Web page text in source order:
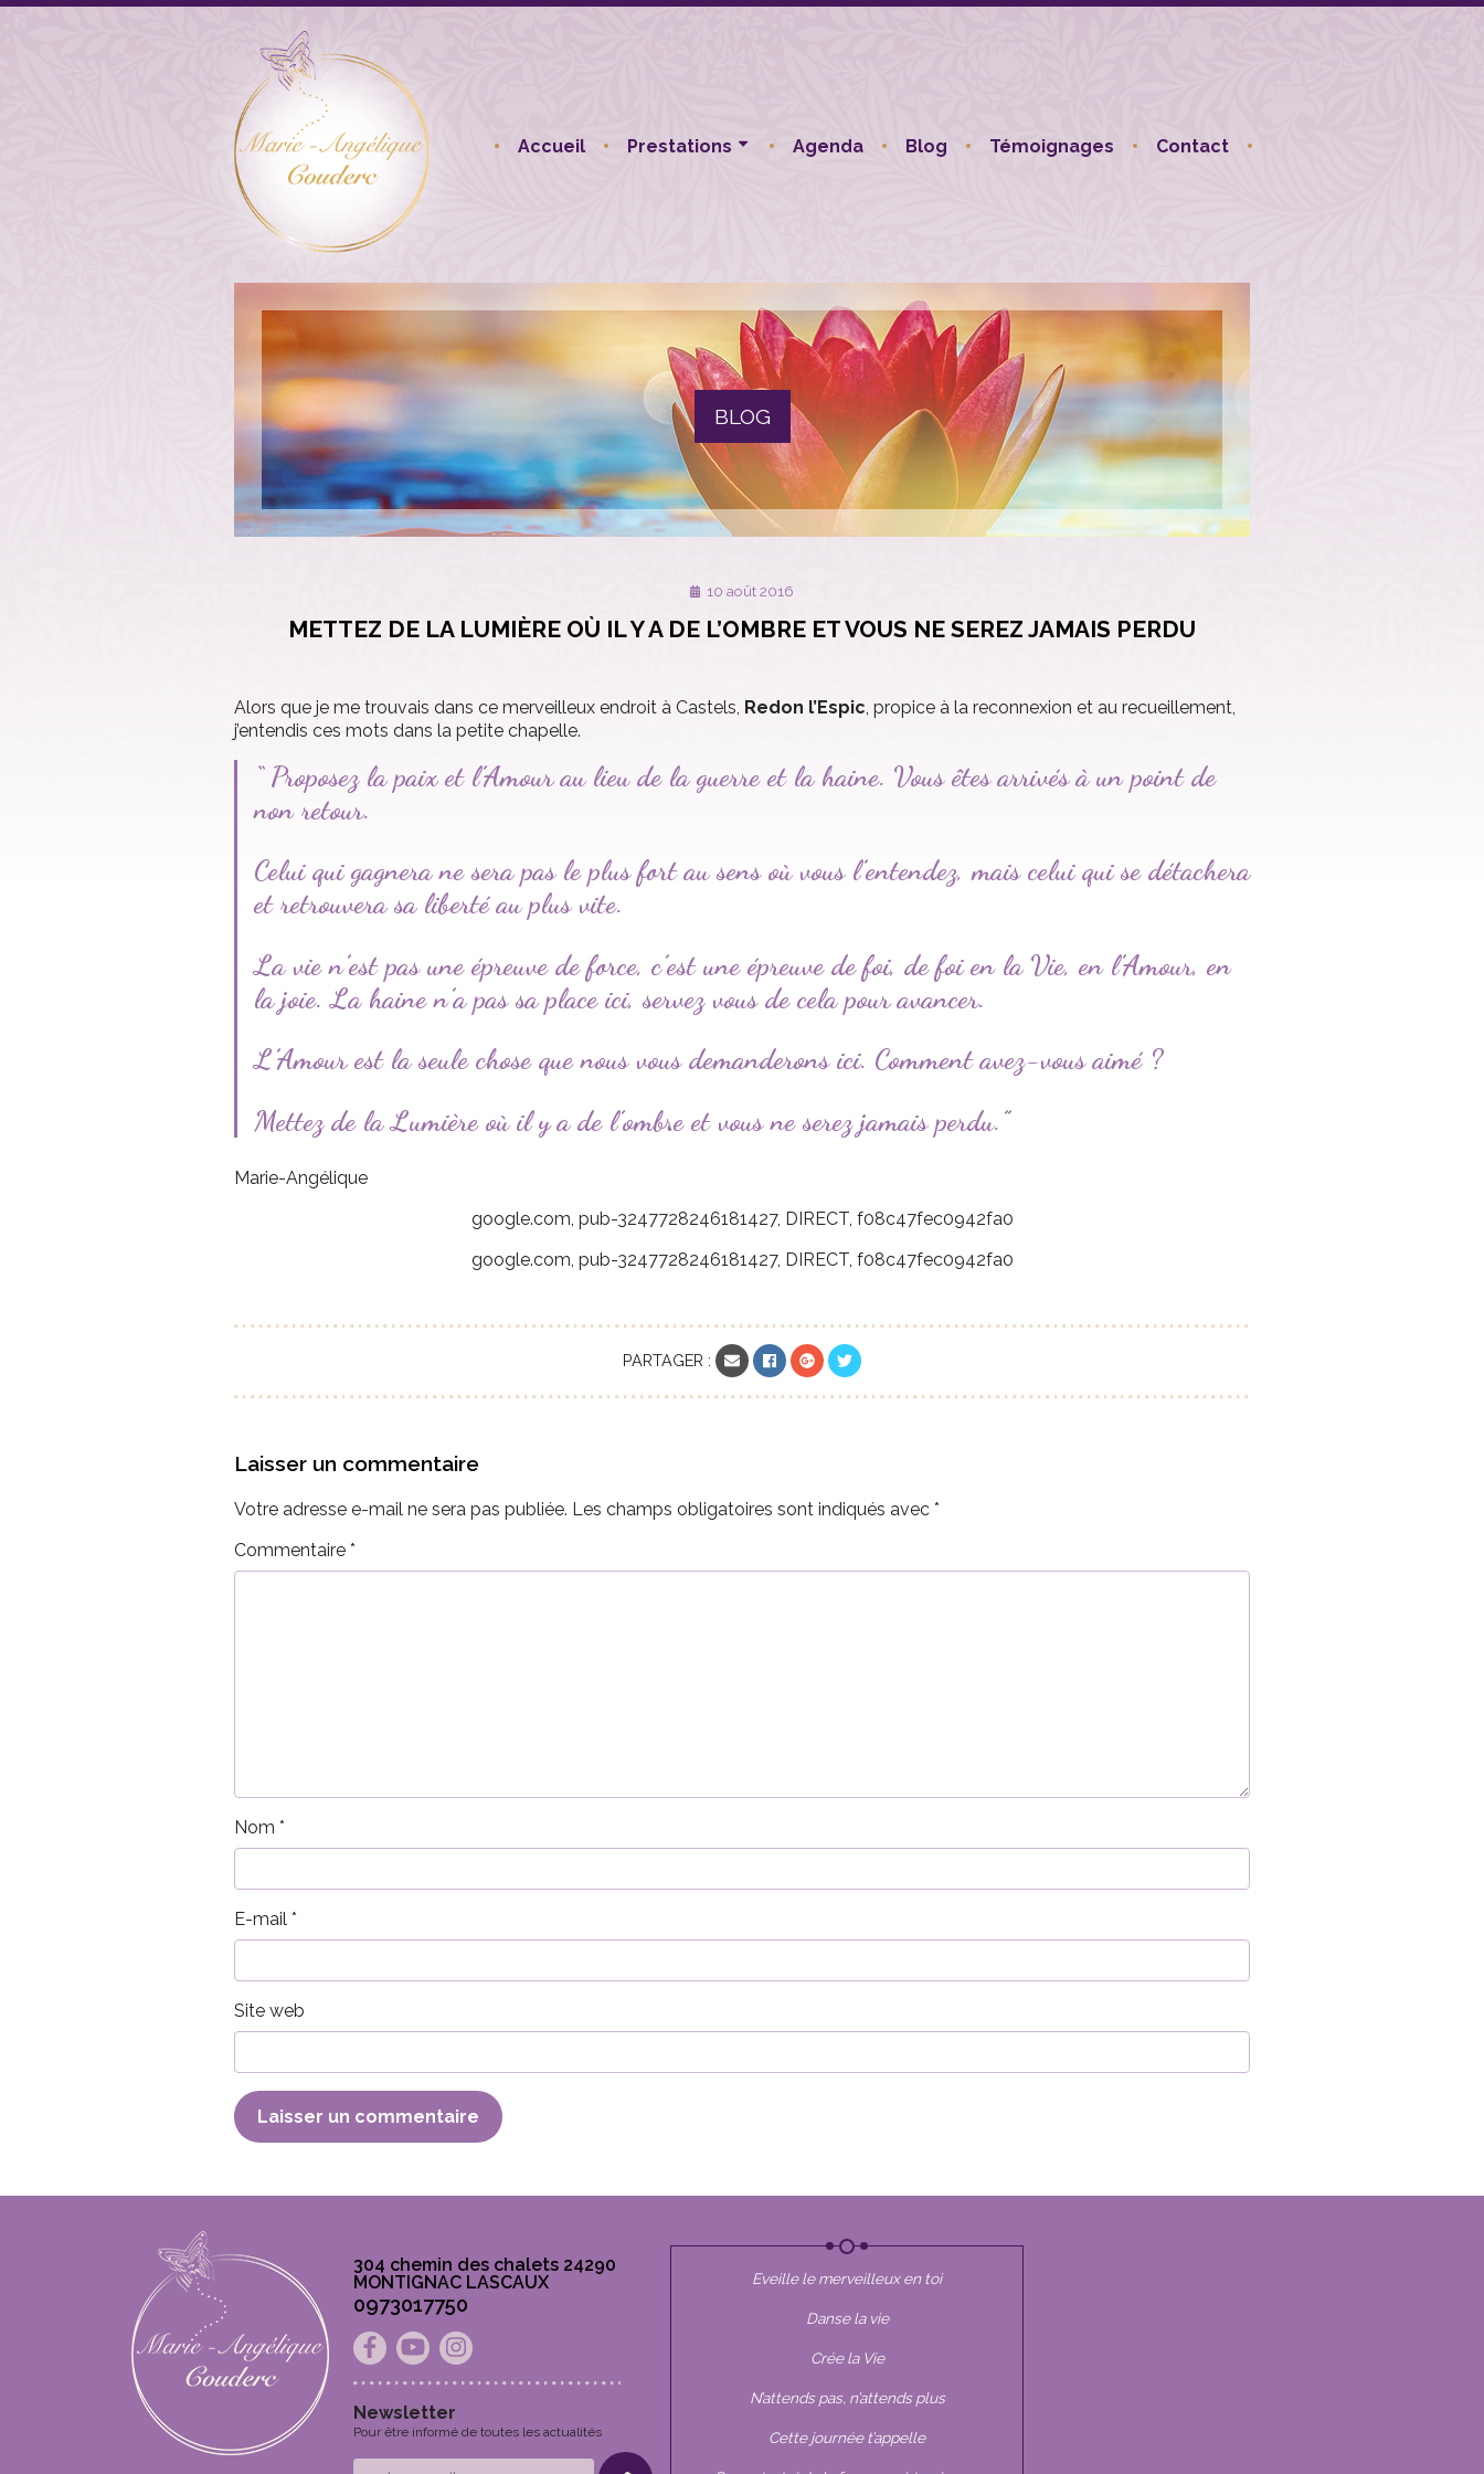
Accueil Prestations Agenda Blog Témoignages Contact
BLOG
10 août 2016
METTEZ DE LA LUMIÈRE OÙ IL Y A DE L’OMBRE ET VOUS NE SEREZ JAMAIS PERDU
Alors que je me trouvais dans ce merveilleux endroit à Castels, Redon l’Espic , propice à la reconnexion et au recueillement,
j’entendis ces mots dans la petite chapelle.
“ Proposez la paix et l’Amour au lieu de la guerre et la haine. Vous êtes arrivés à un point de
non retour.
Celui qui gagnera ne sera pas le plus fort au sens où vous l’entendez, mais celui qui se détachera
et retrouvera sa liberté au plus vite.
La vie n’est pas une épreuve de force, c’est une épreuve de foi, de foi en la Vie, en l’Amour, en
la joie. La haine n’a pas sa place ici, servez vous de cela pour avancer.
L’Amour est la seule chose que nous vous demanderons ici. Comment avez-vous aimé ?
Mettez de la Lumière où il y a de l’ombre et vous ne serez jamais perdu.”
Marie-Angélique
google.com, pub-3247728246181427, DIRECT, f08c47fec0942fa0
google.com, pub-3247728246181427, DIRECT, f08c47fec0942fa0
PARTAGER : EmailFacebook
Google +Twitter
Laisser un commentaire
Votre adresse e-mail ne sera pas publiée. Les champs obligatoires sont indiqués avec *
Commentaire *
Nom *
E-mail *
Site web
304 chemin des chalets 24290
MONTIGNAC LASCAUX
0973017750
Facebook
YoutubeInstagram
Newsletter
Pour être informé de toutes les actualités
Eveille le merveilleux en toi
Danse la vie
Crée la Vie
N’attends pas, n’attends plus
Cette journée t’appelle